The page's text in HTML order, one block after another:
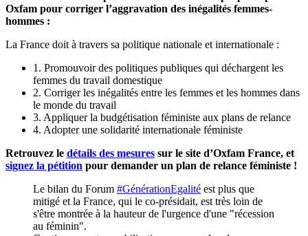
Oxfam pour corriger l’aggravation des inégalités femmes-
hommes :
La France doit à travers sa politique nationale et internationale :
1. Promouvoir des politiques publiques qui déchargent les
femmes du travail domestique
2. Corriger les inégalités entre les femmes et les hommes dans
le monde du travail
3. Appliquer la budgétisation féministe aux plans de relance
4. Adopter une solidarité internationale féministe
Retrouvez le détails des mesures sur le site d’Oxfam France, et
signez la pétition pour demander un plan de relance féministe !
Le bilan du Forum #GénérationEgalité est plus que
mitigé et la France, qui le co-présidait, est très loin de
s'être montrée à la hauteur de l'urgence d'une "récession
au féminin".